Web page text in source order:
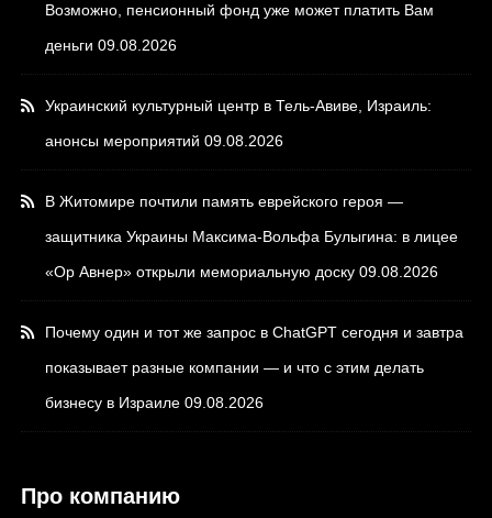
Возможно, пенсионный фонд уже может платить Вам
деньги 09.08.2026
Украинский культурный центр в Тель-Авиве, Израиль:
анонсы мероприятий 09.08.2026
В Житомире почтили память еврейского героя —
защитника Украины Максима-Вольфа Булыгина: в лицее
«Ор Авнер» открыли мемориальную доску 09.08.2026
Почему один и тот же запрос в ChatGPT сегодня и завтра
показывает разные компании — и что с этим делать
бизнесу в Израиле 09.08.2026
Про компанию